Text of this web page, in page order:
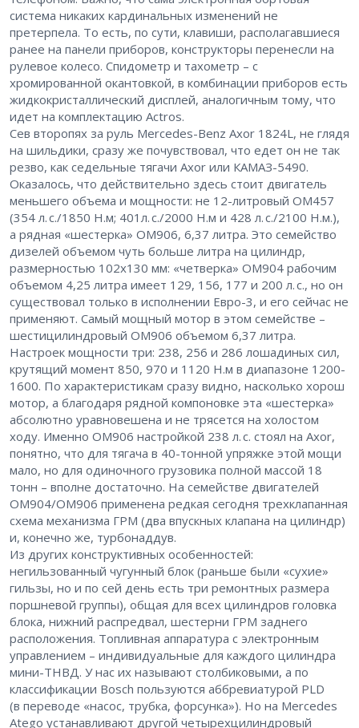
система никаких кардинальных изменений не
претерпела. То есть, по сути, клавиши, располагавшиеся
ранее на панели приборов, конструкторы перенесли на
рулевое колесо. Спидометр и тахометр – с
хромированной окантовкой, в комбинации приборов есть
жидкокристаллический дисплей, аналогичным тому, что
идет на комплектацию Actros.
Сев второпях за руль Mercedes-Benz Axor 1824L, не глядя
на шильдики, сразу же почувствовал, что едет он не так
резво, как седельные тягачи Axor или КАМАЗ-5490.
Оказалось, что действительно здесь стоит двигатель
меньшего объема и мощности: не 12-литровый ОМ457
(354 л. с./1850 Н.м; 401л. с./2000 Н.м и 428 л. с./2100 Н.м.),
а рядная «шестерка» ОМ906, 6,37 литра. Это семейство
дизелей объемом чуть больше литра на цилиндр,
размерностью 102х130 мм: «четверка» ОМ904 рабочим
объемом 4,25 литра имеет 129, 156, 177 и 200 л. с., но он
существовал только в исполнении ­Евро-3, и его сейчас не
применяют. Самый мощный мотор в этом семействе –
шестицилиндровый ОМ906 объемом 6,37 литра.
Настроек мощности три: 238, 256 и 286 лошадиных сил,
крутящий момент 850, 970 и 1120 Н.м в диапазоне 1200-
1600. По характеристикам сразу видно, насколько хорош
мотор, а благодаря рядной компоновке эта «шестерка»
абсолютно уравновешена и не трясется на холостом
ходу. Именно ОМ906 настройкой 238 л. с. стоял на Axor,
понятно, что для тягача в 40-тонной упряжке этой мощи
мало, но для одиночного грузовика полной массой 18
тонн – вполне достаточно. На семействе двигателей
ОМ904/ОМ906 применена редкая сегодня трехклапанная
схема механизма ГРМ (два впускных клапана на цилиндр)
и, конечно же, турбонаддув.
Из других конструктивных особенностей:
негильзованный чугунный блок (раньше были «сухие»
гильзы, но и по сей день есть три ремонтных размера
поршневой группы), общая для всех цилиндров головка
блока, нижний распредвал, шестерни ГРМ заднего
расположения. Топливная аппаратура с электронным
управлением – индивидуальные для каждого цилиндра
мини-ТНВД. У нас их называют столбиковыми, а по
классификации Bosch пользуются аббревиатурой PLD
(в переводе «насос, трубка, форсунка»). Но на Mercedes
Atego устанавливают другой четырехцилиндровый